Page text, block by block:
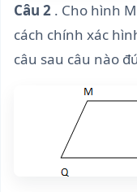
Câu 2 . Cho hình
cách chính xác
câu sau câu nào